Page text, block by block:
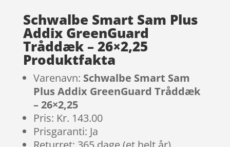
Schwalbe Smart Sam Plus
Addix GreenGuard
Tråddæk – 26×2,25
Produktfakta
Varenavn: Schwalbe Smart Sam
Plus Addix GreenGuard Tråddæk
– 26×2,25
Pris: Kr. 143.00
Prisgaranti: Ja